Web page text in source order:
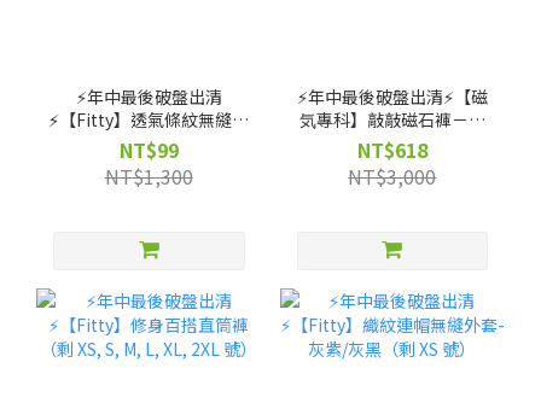
⚡️年中最後破盤出清
⚡️【Fitty】透氣條紋無縫上
衣（剩 XS, S, M 號）
NT$99
NT$1,300
⚡️年中最後破盤出清⚡️【磁
気專科】敲敲磁石褲－高
腰直筒款（剩 XS, S, M, L,
XL 號）
NT$618
NT$3,000